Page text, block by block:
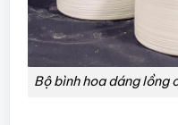
Bộ bình hoa dáng